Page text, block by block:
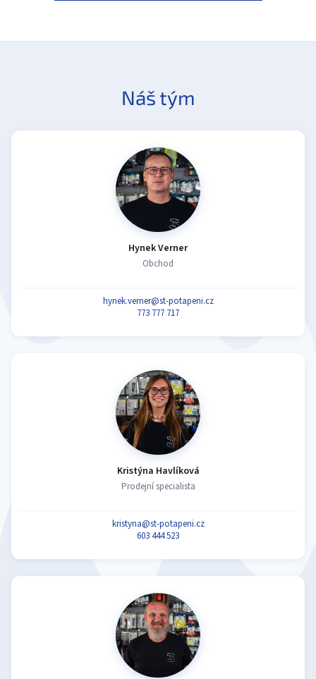
Náš tým
Hynek Verner
Obchod
hynek.verner@st-potapeni.cz
773 777 717
Kristýna Havlíková
Prodejní specialista
kristyna@st-potapeni.cz
603 444 523